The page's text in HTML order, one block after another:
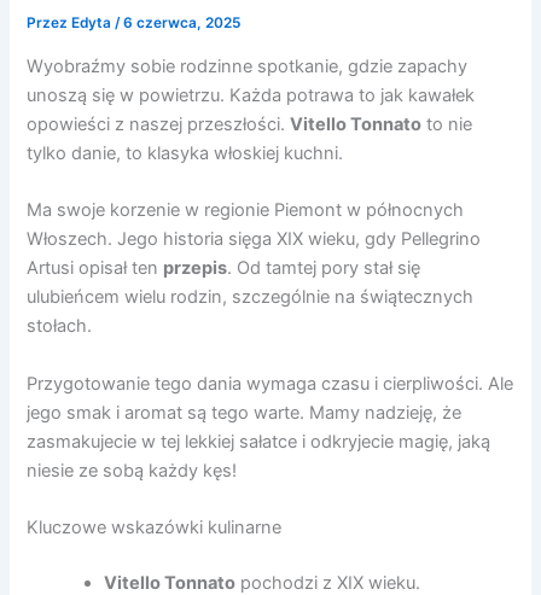
Przez Edyta/6 czerwca, 2025
Wyobraźmy sobie rodzinne spotkanie, gdzie zapachy
unoszą się w powietrzu. Każda potrawa to jak kawałek
opowieści z naszej przeszłości.Vitello Tonnato to nie
tylko danie, to klasyka włoskiej kuchni.
Ma swoje korzenie w regionie Piemont w północnych
Włoszech. Jego historia sięga XIX wieku, gdy Pellegrino
Artusi opisał ten przepis. Od tamtej pory stał się
ulubieńcem wielu rodzin, szczególnie na świątecznych
stołach.
Przygotowanie tego dania wymaga czasu i cierpliwości. Ale
jego smak i aromat są tego warte. Mamy nadzieję, że
zasmakujecie w tej lekkiej sałatce i odkryjecie magię, jaką
niesie ze sobą każdy kęs!
Kluczowe wskazówki kulinarne
Vitello Tonnato pochodzi z XIX wieku.